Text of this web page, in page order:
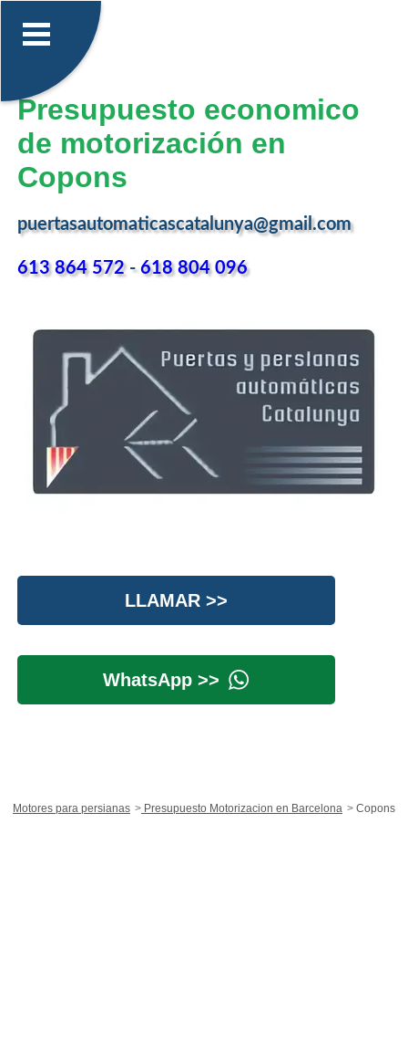
Presupuesto economico
de motorización en
Copons
puertasautomaticascatalunya@gmail.com
613 864 572-618 804 096
LLAMAR >>
WhatsApp >>
Motores para persianas Presupuesto Motorizacion en Barcelona Copons